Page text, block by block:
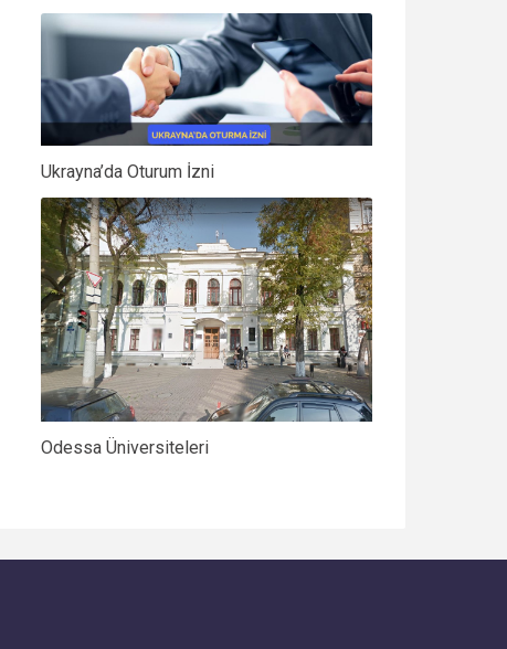
Ukrayna’da Oturum İzni
Odessa Üniversiteleri